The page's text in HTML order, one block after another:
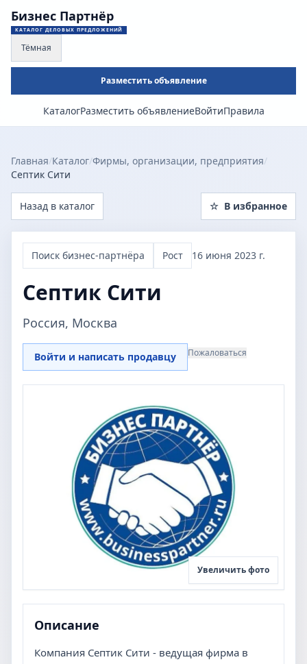
Бизнес Партнёр
КАТАЛОГ ДЕЛОВЫХ ПРЕДЛОЖЕНИЙ
Тёмная
Разместить объявление
КаталогРазместить объявлениеВойтиПравила
Главная/Каталог/Фирмы, организации, предприятия/
Септик Сити
Назад в каталог ☆ В избранное
Поиск бизнес-партнёра Рост 16 июня 2023 г.
Септик Сити
Россия, Москва
Войти и написать продавцу Пожаловаться
Увеличить фото
Описание
Компания Септик Сити - ведущая фирма в